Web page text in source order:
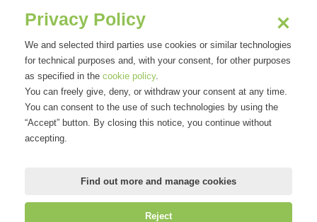
Infografiche
Privacy Policy
We and selected third parties use cookies or similar technologies
for technical purposes and, with your consent, for other purposes
as specified in the cookie policy.
You can freely give, deny, or withdraw your consent at any time.
You can consent to the use of such technologies by using the
“Accept” button. By closing this notice, you continue without
accepting.
Find out more and manage cookies
Reject